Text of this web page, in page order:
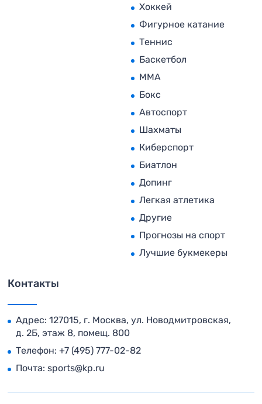
Хоккей
Фигурное катание
Теннис
Баскетбол
MMA
Бокс
Автоспорт
Шахматы
Киберспорт
Биатлон
Допинг
Легкая атлетика
Другие
Прогнозы на спорт
Лучшие букмекеры
Контакты
Адрес: 127015, г. Москва, ул. Новодмитровская,
д. 2Б, этаж 8, помещ. 800
Телефон: +7 (495) 777-02-82
Почта: sports@kp.ru